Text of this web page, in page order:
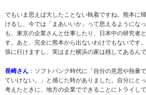
でもいま思えば大したことない執着ですね。熊本に
けるし、今では「まあいいか」って思えるようにな
も、東京の企業さんと仕事したり、日本中の研究者
す。あと、完全に熊本から出ないわけでもないです
張に行けますし、実はまだ横浜の家は残してあるんで
長崎さん ：ソフトバンク時代に「自分の意思や熱量
ていけない。」と感じた時がありました。自分にと
考えたときに、地方の企業でできることにトライし